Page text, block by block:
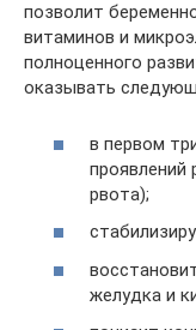
позволит
витаминов и
полноценного
оказывать
в первом
проявлений
рвота);
желудка и